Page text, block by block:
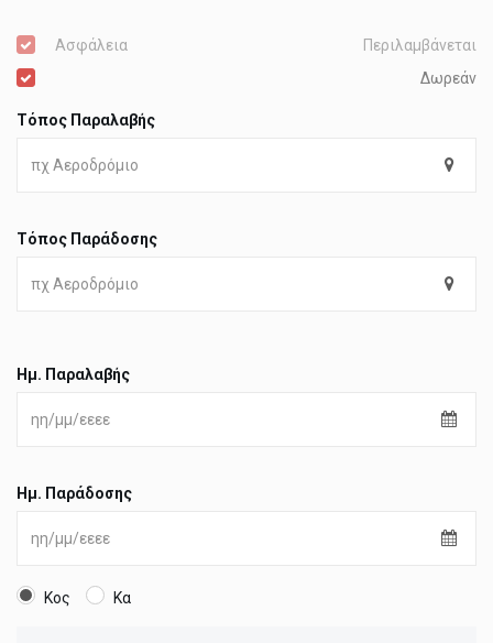
Ασφάλεια
Περιλαμβάνεται
Δωρεάν
Τόπος Παραλαβής
Τόπος Παράδοσης
Ημ. Παραλαβής
Ημ. Παράδοσης
Κος Κα